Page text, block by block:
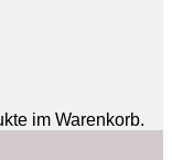
im Warenkorb.